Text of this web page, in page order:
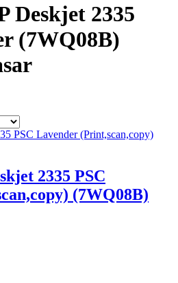
Deskjet 2335
(7WQ08B)
2335 PSC
(7WQ08B)